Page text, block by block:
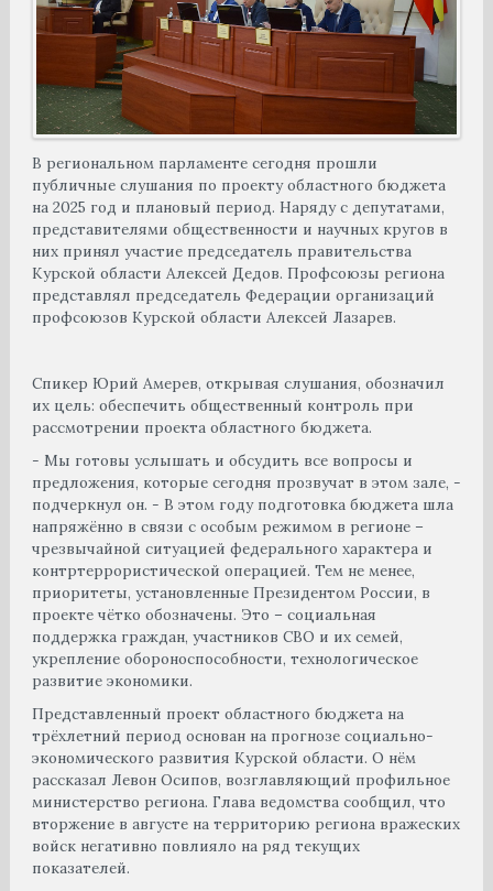
В региональном парламенте сегодня прошли
публичные слушания по проекту областного бюджета
на 2025 год и плановый период. Наряду с депутатами,
представителями общественности и научных кругов в
них принял участие председатель правительства
Курской области Алексей Дедов. Профсоюзы региона
представлял председатель Федерации организаций
профсоюзов Курской области Алексей Лазарев.
Спикер Юрий Амерев, открывая слушания, обозначил
их цель: обеспечить общественный контроль при
рассмотрении проекта областного бюджета.
- Мы готовы услышать и обсудить все вопросы и
предложения, которые сегодня прозвучат в этом зале, -
подчеркнул он. - В этом году подготовка бюджета шла
напряжённо в связи с особым режимом в регионе –
чрезвычайной ситуацией федерального характера и
контртеррористической операцией. Тем не менее,
приоритеты, установленные Президентом России, в
проекте чётко обозначены. Это – социальная
поддержка граждан, участников СВО и их семей,
укрепление обороноспособности, технологическое
развитие экономики.
Представленный проект областного бюджета на
трёхлетний период основан на прогнозе социально-
экономического развития Курской области. О нём
рассказал Левон Осипов, возглавляющий профильное
министерство региона. Глава ведомства сообщил, что
вторжение в августе на территорию региона вражеских
войск негативно повлияло на ряд текущих
показателей.